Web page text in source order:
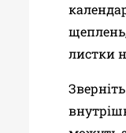
листки